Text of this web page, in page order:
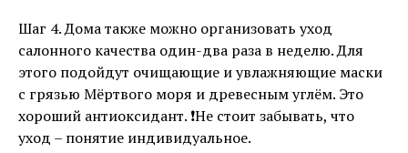
Шаг 4. Дома также можно организовать уход
салонного качества один-два раза в неделю. Для
этого подойдут очищающие и увлажняющие маски
с грязью Мёртвого моря и древесным углём. Это
хороший антиоксидант. ❗️Не стоит забывать, что
уход – понятие индивидуальное.